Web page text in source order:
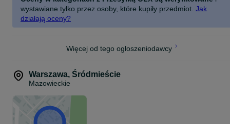
-DOSTAWA: WYSYŁKA GRATIS! lub odbiór osobisty.
-WAŻNOŚĆ OFERTY: do wyczerpania zapasów
W ZESTAWIE Z SPRZĘTEM:
-Ładowarka
-Karta gwarancyjna
-Gratis niespodzianka!
wystawiane tylko przez osoby, które kupiły przedmiot. Jak
działają oceny?
Więcej od tego ogłoszeniodawcy
Warszawa, Śródmieście
Mazowieckie